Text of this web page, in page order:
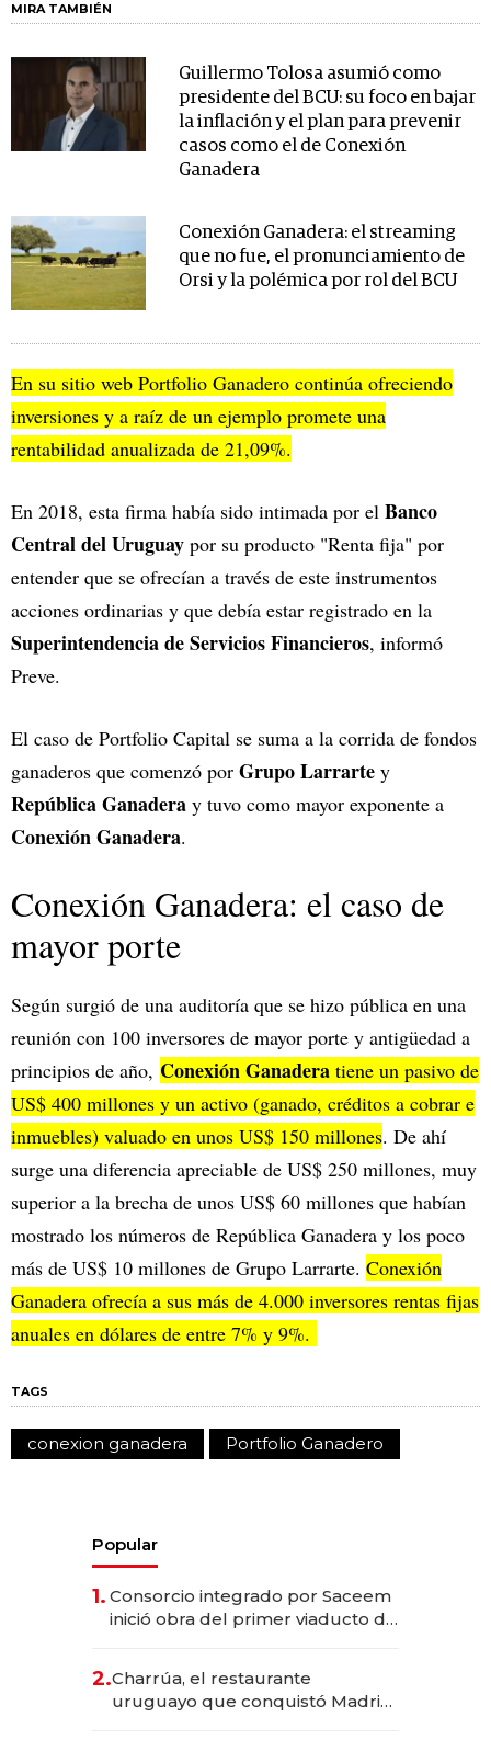
MIRA TAMBIÉN
Guillermo Tolosa asumió como
presidente del BCU: su foco en bajar
la inflación y el plan para prevenir
casos como el de Conexión
Ganadera
Conexión Ganadera: el streaming
que no fue, el pronunciamiento de
Orsi y la polémica por rol del BCU
En su sitio web Portfolio Ganadero continúa ofreciendo
inversiones y a raíz de un ejemplo promete una
rentabilidad anualizada de 21,09%.
En 2018, esta firma había sido intimada por el Banco
Central del Uruguay por su producto "Renta fija" por
entender que se ofrecían a través de este instrumentos
acciones ordinarias y que debía estar registrado en la
Superintendencia de Servicios Financieros, informó
Preve.
El caso de Portfolio Capital se suma a la corrida de fondos
ganaderos que comenzó por Grupo Larrarte y
República Ganadera y tuvo como mayor exponente a
Conexión Ganadera.
Conexión Ganadera: el caso de
mayor porte
Según surgió de una auditoría que se hizo pública en una
reunión con 100 inversores de mayor porte y antigüedad a
principios de año, Conexión Ganadera tiene un pasivo de
US$ 400 millones y un activo (ganado, créditos a cobrar e
inmuebles) valuado en unos US$ 150 millones. De ahí
surge una diferencia apreciable de US$ 250 millones, muy
superior a la brecha de unos US$ 60 millones que habían
mostrado los números de República Ganadera y los poco
más de US$ 10 millones de Grupo Larrarte. Conexión
Ganadera ofrecía a sus más de 4.000 inversores rentas fijas
anuales en dólares de entre 7% y 9%.
TAGS
conexion ganadera Portfolio Ganadero
Popular
1. Consorcio integrado por Saceem
inició obra del primer viaducto de
millones
2.Charrúa, el restaurante
uruguayo que conquistó Madrid: